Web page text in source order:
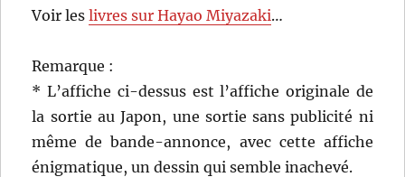
Voir leslivres sur Hayao Miyazaki…
Remarque :
* L’affiche ci-dessus est l’affiche originale de
la sortie au Japon, une sortie sans publicité ni
même de bande-annonce, avec cette affiche
énigmatique, un dessin qui semble inachevé.